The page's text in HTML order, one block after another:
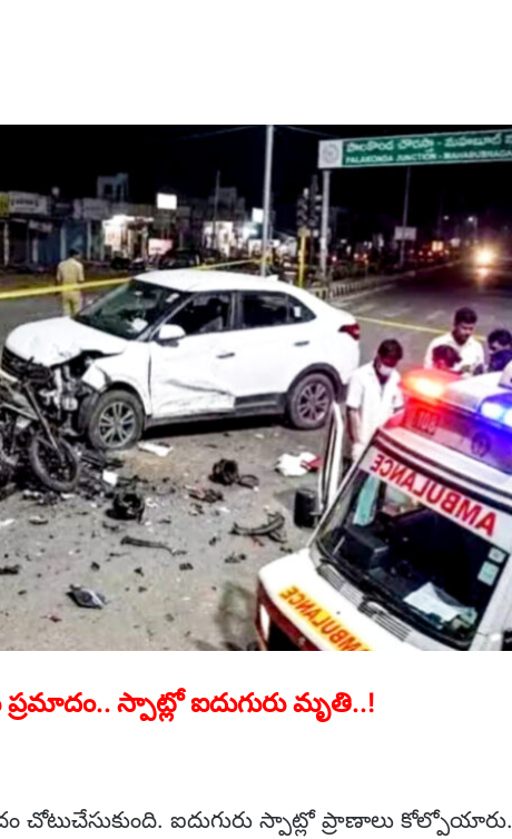
స్పాట్లో ఐదుగురు మృతి..!
ఐదుగురు స్పాట్లో ప్రాణాలు కోల్పోయారు.